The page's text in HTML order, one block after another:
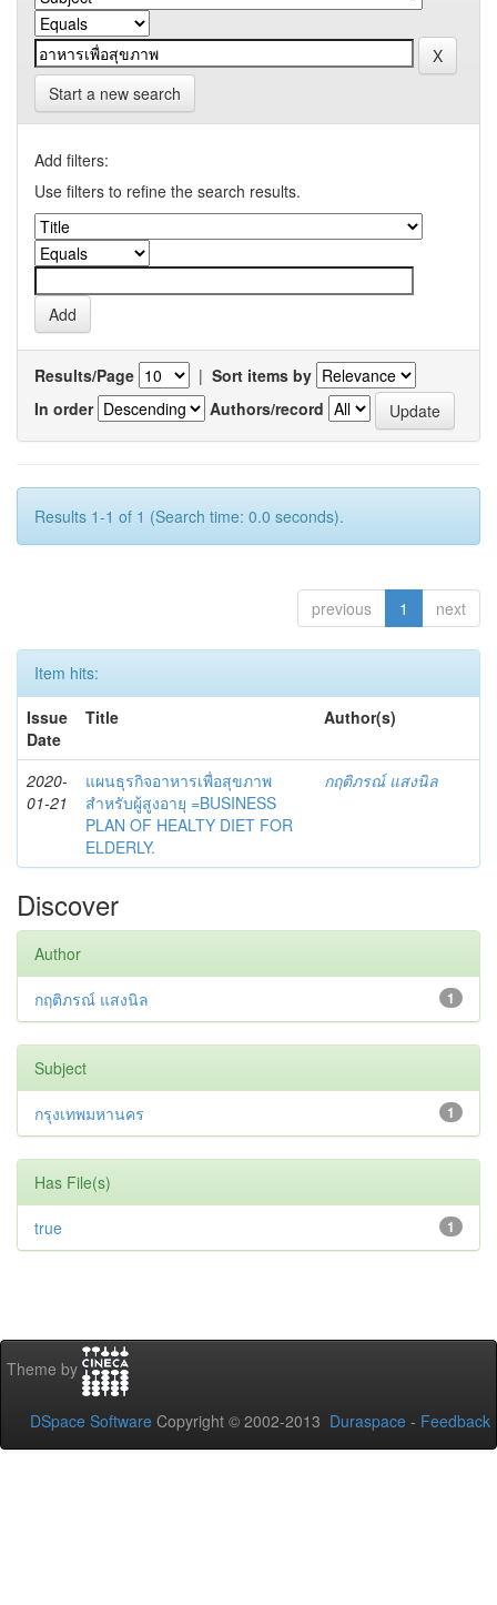
Start a new search
Add filters:
Use filters to refine the search results.
Results/Page | Sort items by
In order
Authors/record
Results 1-1 of 1 (Search time: 0.0 seconds).
previous 1 next
Item hits:
Issue
Date
Title Author(s)
2020-
01-21
แผนธุรกิจอาหารเพื่อสุขภาพ
สำหรับผู้สูงอายุ =BUSINESS
PLAN OF HEALTY DIET FOR
ELDERLY.
กฤติภรณ์ แสงนิล
Discover
Author
1
กฤติภรณ์ แสงนิล
Subject
1
กรุงเทพมหานคร
Has File(s)
1
true
Theme by
DSpace Software Copyright © 2002-2013 Duraspace - Feedback